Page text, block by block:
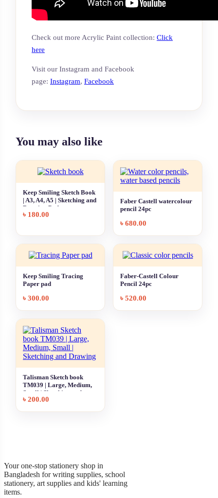
Check out more Acrylic Paint collection: Click
here
Visit our Instagram and Facebook
page: Instagram, Facebook
You may also like
Keep Smiling Sketch Book
| A3, A4, A5 | Sketching and
Drawing Pad
৳ 180.00
Faber Castell watercolour
pencil 24pc
৳ 680.00
Keep Smiling Tracing
Paper pad
৳ 300.00
Faber-Castell Colour
Pencil 24pc
৳ 520.00
Talisman Sketch book
TM039 | Large, Medium,
Small | Sketching and
Drawing
৳ 200.00
Your one-stop stationery shop in
Bangladesh for writing supplies, school
stationery, art supplies and kids' learning
items.